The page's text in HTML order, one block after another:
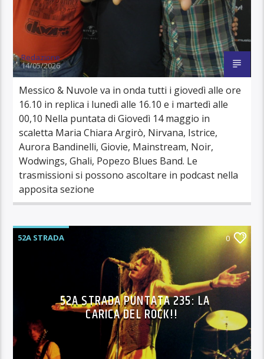
Redazione
14/05/2026
Messico & Nuvole va in onda tutti i giovedì alle ore
16.10 in replica i lunedì alle 16.10 e i martedì alle
00,10 Nella puntata di Giovedì 14 maggio in
scaletta Maria Chiara Argirò, Nirvana, Istrice,
Aurora Bandinelli, Giovie, Mainstream, Noir,
Wodwings, Ghali, Popezo Blues Band. Le
trasmissioni si possono ascoltare in podcast nella
apposita sezione
52A STRADA 0
52A STRADA PUNTATA 235: LA
CARICA DEL ROCK!!